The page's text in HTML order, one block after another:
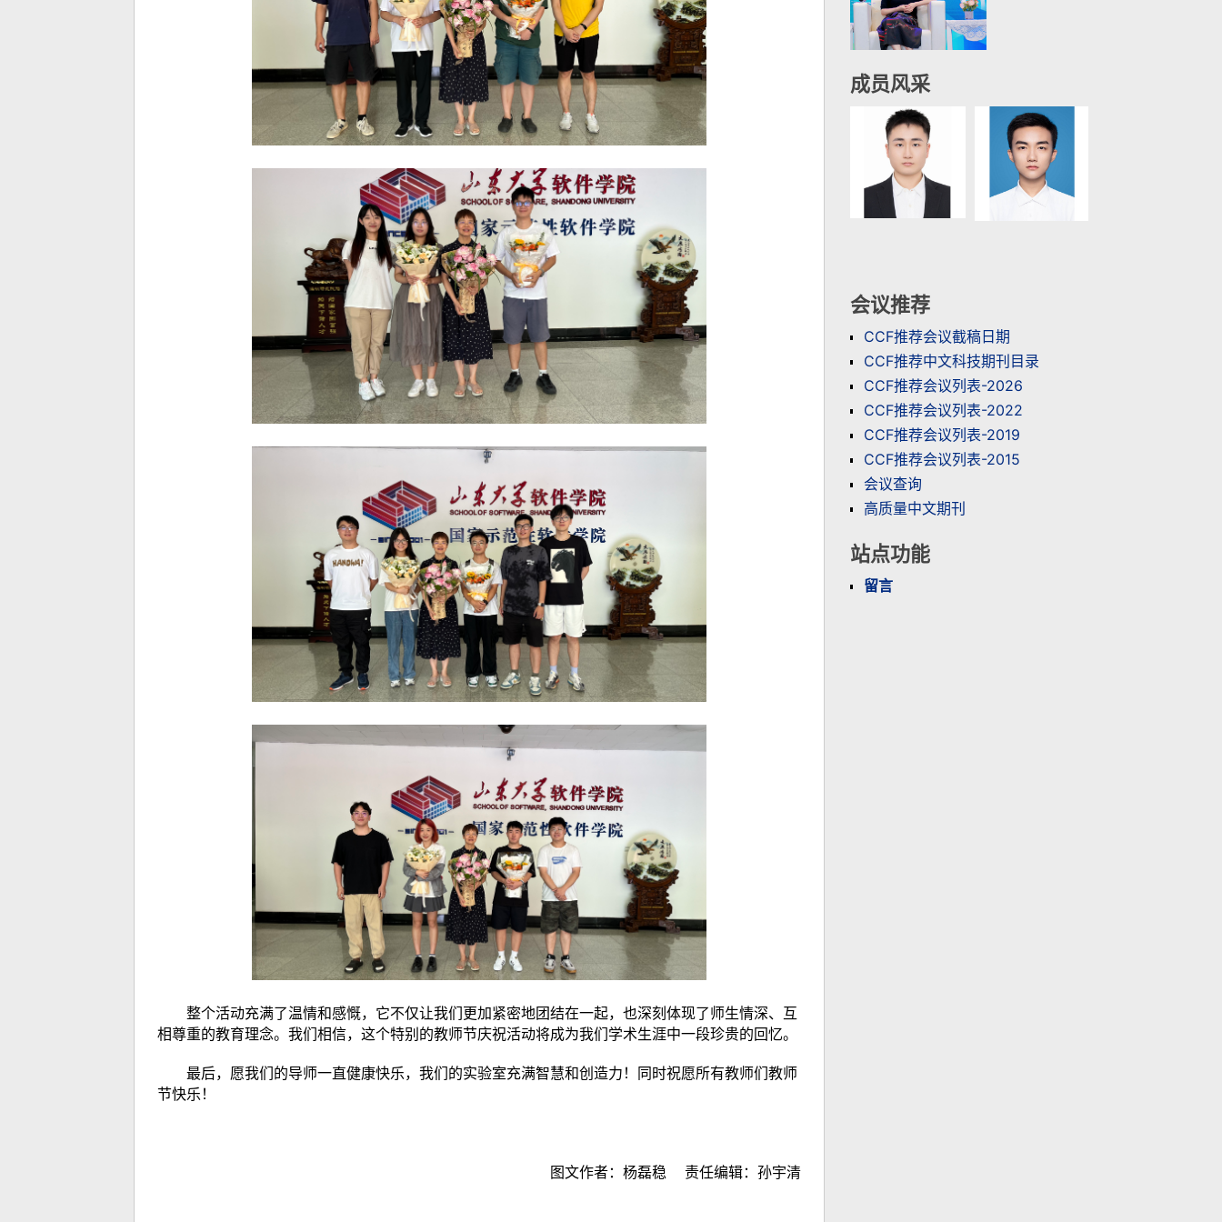
整个活动充满了温情和感慨，它不仅让我们更加紧密地团结在一起，也深刻体现了师生情深、互
相尊重的教育理念。我们相信，这个特别的教师节庆祝活动将成为我们学术生涯中一段珍贵的回忆。
最后，愿我们的导师一直健康快乐，我们的实验室充满智慧和创造力！同时祝愿所有教师们教师
节快乐！
图文作者：杨磊稳 责任编辑：孙宇清
成员风采
会议推荐
CCF推荐会议截稿日期
CCF推荐中文科技期刊目录
CCF推荐会议列表-2026
CCF推荐会议列表-2022
CCF推荐会议列表-2019
CCF推荐会议列表-2015
会议查询
高质量中文期刊
站点功能
留言